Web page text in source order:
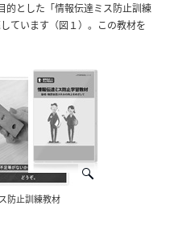
的とした「情報伝達ミス防止訓練
ています（図１）。この教材を
防止訓練教材